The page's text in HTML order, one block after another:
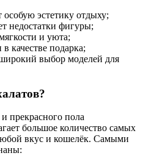
особую эстетику отдыху;
недостатки фигуры;
и уюта;
в качестве подарка;
выбор моделей для
прекрасного пола
большое количество самых
вкус и кошелёк. Самыми